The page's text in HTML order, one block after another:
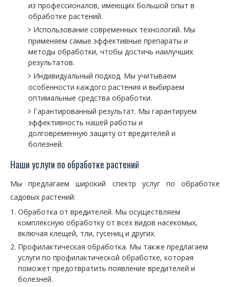
из профессионалов, имеющих большой опыт в
обработке растений.
Использование современных технологий. Мы
применяем самые эффективные препараты и
методы обработки, чтобы достичь наилучших
результатов.
Индивидуальный подход. Мы учитываем
особенности каждого растения и выбираем
оптимальные средства обработки.
Гарантированный результат. Мы гарантируем
эффективность нашей работы и
долговременную защиту от вредителей и
болезней.
Наши услуги по обработке растений
Мы предлагаем широкий спектр услуг по обработке
садовых растений:
Обработка от вредителей. Мы осуществляем
комплексную обработку от всех видов насекомых,
включая клещей, тли, гусениц и других.
Профилактическая обработка. Мы также предлагаем
услуги по профилактической обработке, которая
поможет предотвратить появление вредителей и
болезней.